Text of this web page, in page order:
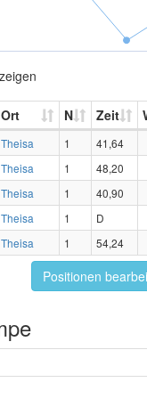
Ort N Zeit
Theisa 1
41,64
Theisa 1
48,20
Theisa 1
40,90
Theisa 1
D
Theisa 1 54,24
Positionen